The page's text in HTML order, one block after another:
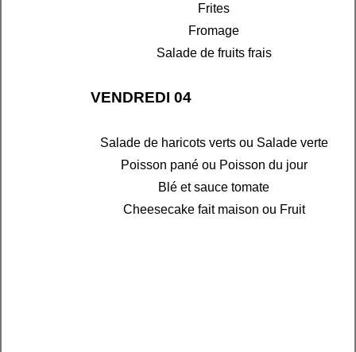
Frites
Fromage
Salade de fruits frais
VENDREDI 04
Salade de haricots verts ou Salade verte
Poisson pané ou Poisson du jour
Blé et sauce tomate
Cheesecake fait maison ou Fruit